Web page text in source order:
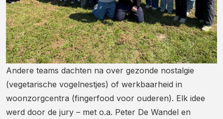
Andere teams dachten na over gezonde nostalgie
(vegetarische vogelnestjes) of werkbaarheid in
woonzorgcentra (fingerfood voor ouderen). Elk idee
werd door de jury – met o.a. Peter De Wandel en